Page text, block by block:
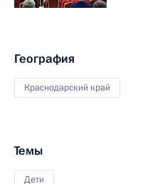
География
Краснодарский край
Темы
Дети